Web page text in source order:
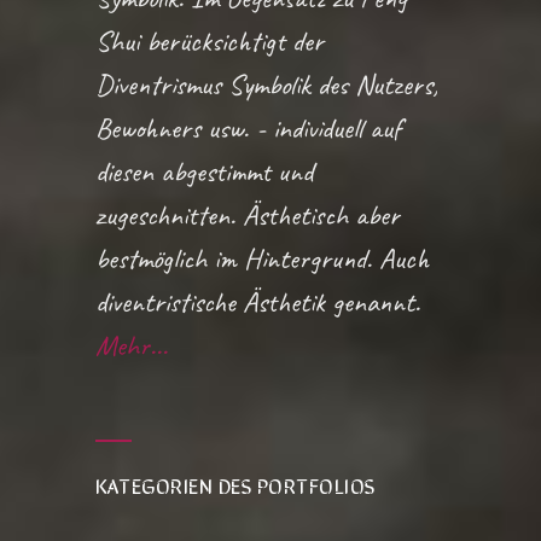
Shui berücksichtigt der
Diventrismus Symbolik des Nutzers,
Bewohners usw. - individuell auf
diesen abgestimmt und
zugeschnitten. Ästhetisch aber
bestmöglich im Hintergrund. Auch
diventristische Ästhetik genannt.
Mehr...
KATEGORIEN DES PORTFOLIOS